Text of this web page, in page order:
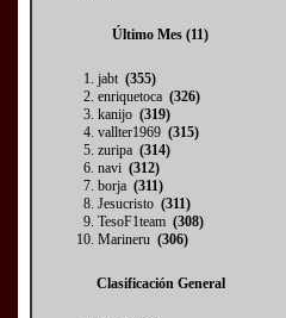
Último Mes (11)
jabt (355)
enriquetoca (326)
kanijo (319)
vallter1969 (315)
zuripa (314)
navi (312)
borja (311)
Jesucristo (311)
TesoF1team (308)
Marineru (306)
Clasificación General